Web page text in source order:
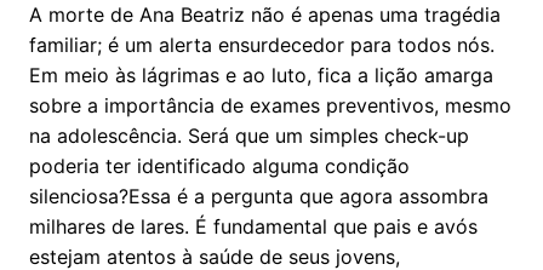
A morte de Ana Beatriz não é apenas uma tragédia
familiar; é um alerta ensurdecedor para todos nós.
Em meio às lágrimas e ao luto, fica a lição amarga
sobre a importância de exames preventivos, mesmo
na adolescência. Será que um simples check-up
poderia ter identificado alguma condição
silenciosa?Essa é a pergunta que agora assombra
milhares de lares. É fundamental que pais e avós
estejam atentos à saúde de seus jovens,